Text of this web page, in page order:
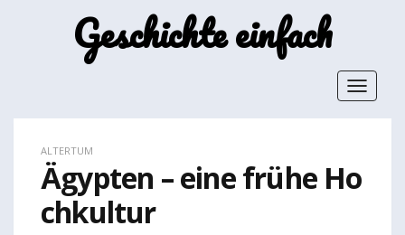
Geschichte einfach
Toggle
ALTERTUM
Ägypten – eine frühe Ho
chkultur